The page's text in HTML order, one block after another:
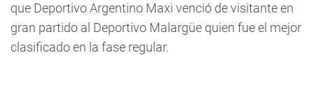
que Deportivo Argentino Maxi venció de visitante en
gran partido al Deportivo Malargüe quien fue el mejor
clasificado en la fase regular.